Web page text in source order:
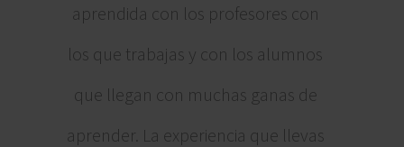
aprendida con los profesores con
los que trabajas y con los alumnos
que llegan con muchas ganas de
aprender. La experiencia que llevas